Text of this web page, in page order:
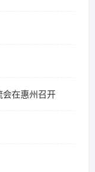
会在惠州召开